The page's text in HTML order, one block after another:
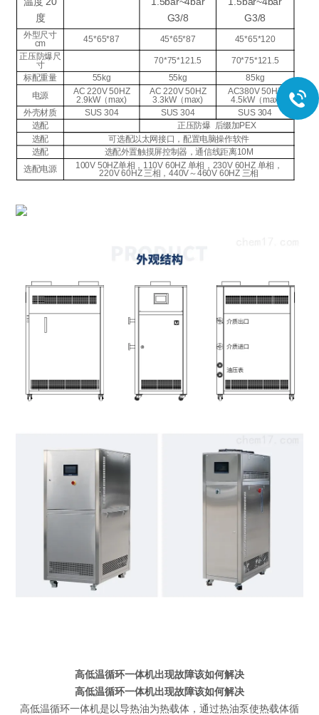
度 G3/8 G3/8
外型尺寸
cm
45*65*87 45*65*87
45*65*120
正压防爆尺
寸
70*75*121.5 70*75*121.5
标配重量 55kg 55kg
85kg
电源
AC 220V 50HZ
2.9kW（max)
AC 220V 50HZ
3.3kW（max)
AC380V 50HZ
4.5kW（max)
外壳材质
SUS 304 SUS 304
SUS 304
选配
正压防爆 后缀加PEX
选配
可选配以太网接口，配置电脑操作软件
选配
选配外置触摸屏控制器，通信线距离10M
选配电源
100V 50HZ单相，110V 60HZ 单相，230V 60HZ 单相，
220V 60HZ 三相，440V～460V 60HZ 三相
高低温循环一体机出现故障该如何解决
高低温循环一体机出现故障该如何解决
高低温循环一体机是以导热油为热载体，通过热油泵使热载体循